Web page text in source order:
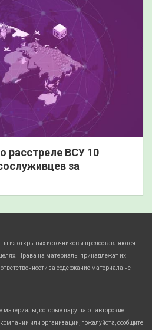
расстреле ВСУ 10
за
из открытых источников и предоставляются
Права на материалы принадлежат их
за содержание материала не
материалы, которые нарушают авторские
или организации, пожалуйста, сообщите